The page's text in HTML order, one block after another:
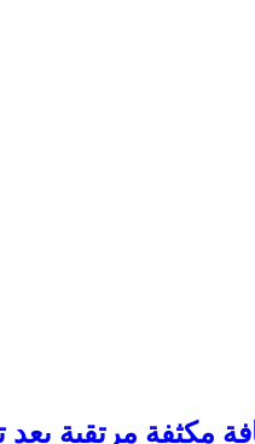
مكثفة مرتقبة بعد